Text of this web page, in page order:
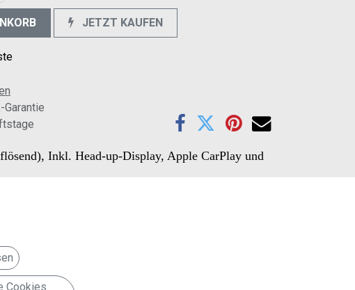
JETZT KAUFEN
Inkl. Head-up-Display, Apple CarPlay und
44,1 K. Fahrzeugspezifische Sound Datei
Karte mit Android Auto auch die
Cookies